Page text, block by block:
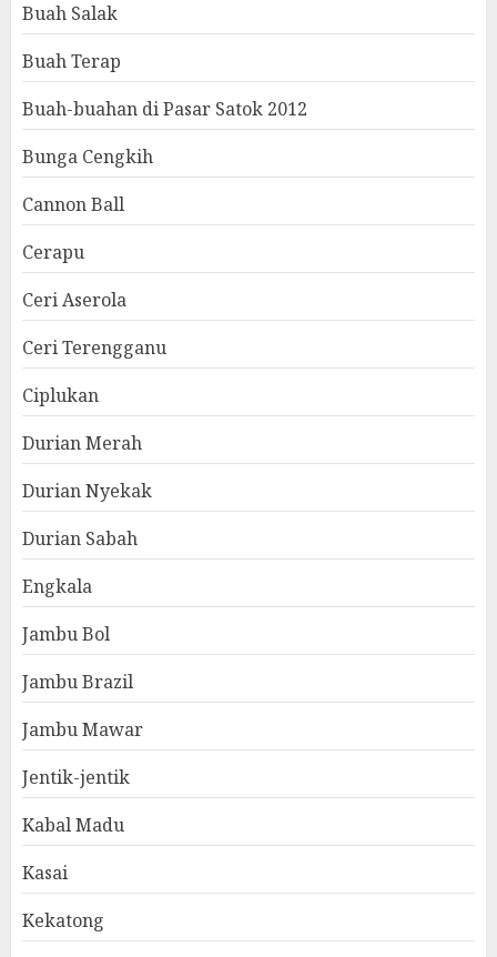
Buah Salak
Buah Terap
Buah-buahan di Pasar Satok 2012
Bunga Cengkih
Cannon Ball
Cerapu
Ceri Aserola
Ceri Terengganu
Ciplukan
Durian Merah
Durian Nyekak
Durian Sabah
Engkala
Jambu Bol
Jambu Brazil
Jambu Mawar
Jentik-jentik
Kabal Madu
Kasai
Kekatong